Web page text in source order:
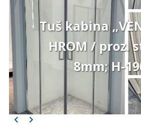
Tuš kabina
HROM / proz.
8mm; H-